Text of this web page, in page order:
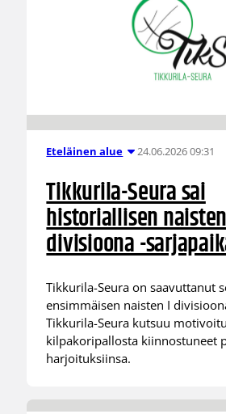
Eteläinen alue 24.06.2026 09:31
Tikkurila-Seura sai
historiallisen
divisioona -
Tikkurila-Seura on saavuttanut
ensimmäisen naisten I
Tikkurila-Seura kutsuu
kilpakoripallosta kiinnostuneet
harjoituksiinsa.